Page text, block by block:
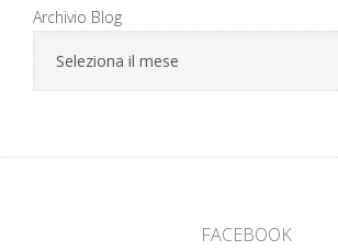
Archivio Blog
FACEBOOK